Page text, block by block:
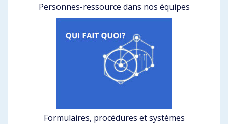
Personnes-ressource dans nos équipes
Formulaires, procédures et systèmes